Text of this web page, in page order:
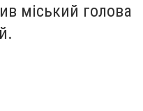
міський голова